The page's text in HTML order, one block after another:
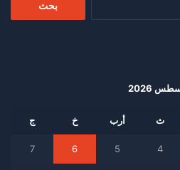
2026
ث أرب خ ج
4
5
6
7